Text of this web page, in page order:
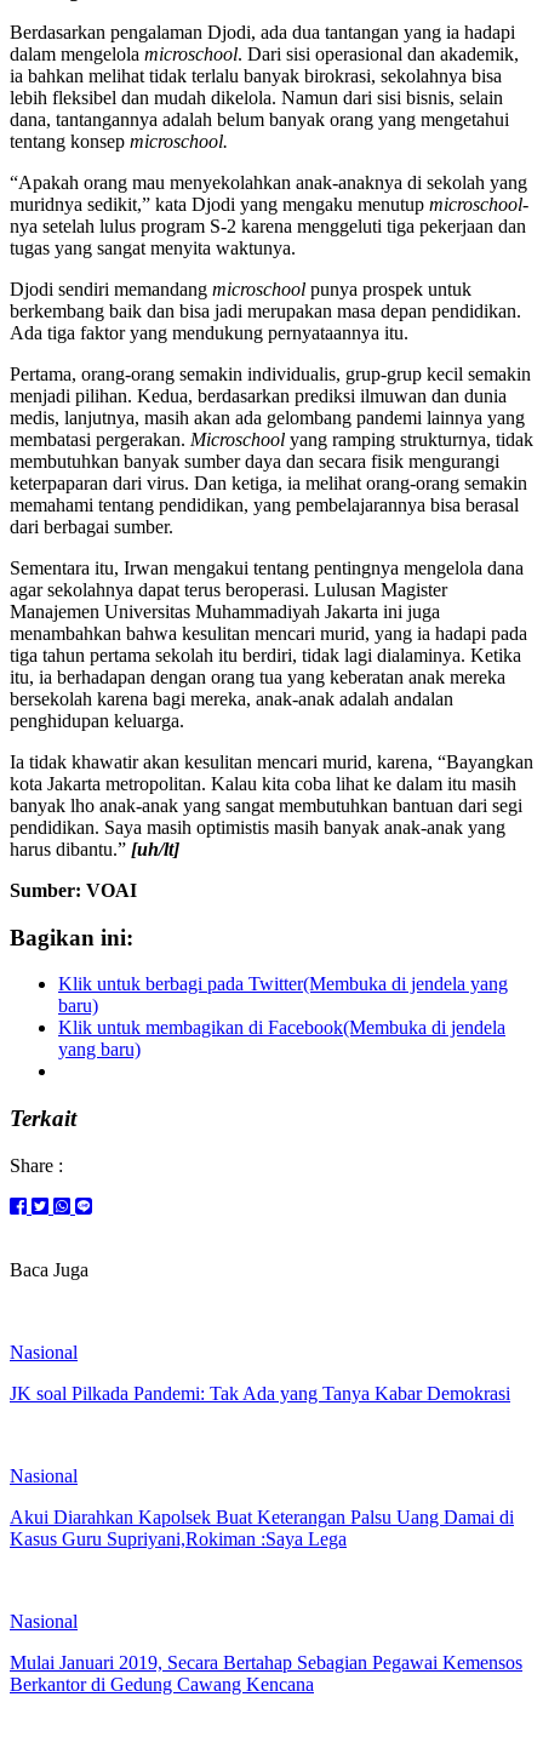
Berdasarkan pengalaman Djodi, ada dua tantangan yang ia hadapi
dalam mengelola microschool. Dari sisi operasional dan akademik,
ia bahkan melihat tidak terlalu banyak birokrasi, sekolahnya bisa
lebih fleksibel dan mudah dikelola. Namun dari sisi bisnis, selain
dana, tantangannya adalah belum banyak orang yang mengetahui
tentang konsep microschool.
“Apakah orang mau menyekolahkan anak-anaknya di sekolah yang
muridnya sedikit,” kata Djodi yang mengaku menutup microschool-
nya setelah lulus program S-2 karena menggeluti tiga pekerjaan dan
tugas yang sangat menyita waktunya.
Djodi sendiri memandang microschool punya prospek untuk
berkembang baik dan bisa jadi merupakan masa depan pendidikan.
Ada tiga faktor yang mendukung pernyataannya itu.
Pertama, orang-orang semakin individualis, grup-grup kecil semakin
menjadi pilihan. Kedua, berdasarkan prediksi ilmuwan dan dunia
medis, lanjutnya, masih akan ada gelombang pandemi lainnya yang
membatasi pergerakan. Microschool yang ramping strukturnya, tidak
membutuhkan banyak sumber daya dan secara fisik mengurangi
keterpaparan dari virus. Dan ketiga, ia melihat orang-orang semakin
memahami tentang pendidikan, yang pembelajarannya bisa berasal
dari berbagai sumber.
Sementara itu, Irwan mengakui tentang pentingnya mengelola dana
agar sekolahnya dapat terus beroperasi. Lulusan Magister
Manajemen Universitas Muhammadiyah Jakarta ini juga
menambahkan bahwa kesulitan mencari murid, yang ia hadapi pada
tiga tahun pertama sekolah itu berdiri, tidak lagi dialaminya. Ketika
itu, ia berhadapan dengan orang tua yang keberatan anak mereka
bersekolah karena bagi mereka, anak-anak adalah andalan
penghidupan keluarga.
Ia tidak khawatir akan kesulitan mencari murid, karena, “Bayangkan
kota Jakarta metropolitan. Kalau kita coba lihat ke dalam itu masih
banyak lho anak-anak yang sangat membutuhkan bantuan dari segi
pendidikan. Saya masih optimistis masih banyak anak-anak yang
harus dibantu.” [uh/lt]
Sumber: VOAI
Bagikan ini:
Klik untuk berbagi pada Twitter(Membuka di jendela yang
baru)
Klik untuk membagikan di Facebook(Membuka di jendela
yang baru)
Terkait
Share :
Baca Juga
Nasional
JK soal Pilkada Pandemi: Tak Ada yang Tanya Kabar Demokrasi
Nasional
Akui Diarahkan Kapolsek Buat Keterangan Palsu Uang Damai di
Kasus Guru Supriyani,Rokiman :Saya Lega
Nasional
Mulai Januari 2019, Secara Bertahap Sebagian Pegawai Kemensos
Berkantor di Gedung Cawang Kencana